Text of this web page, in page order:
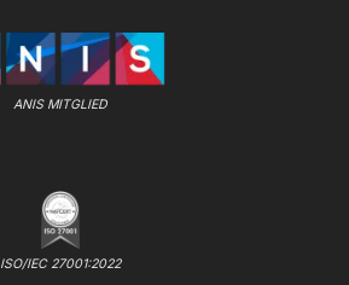
ANIS MITGLIED
ISO/IEC 27001:2022